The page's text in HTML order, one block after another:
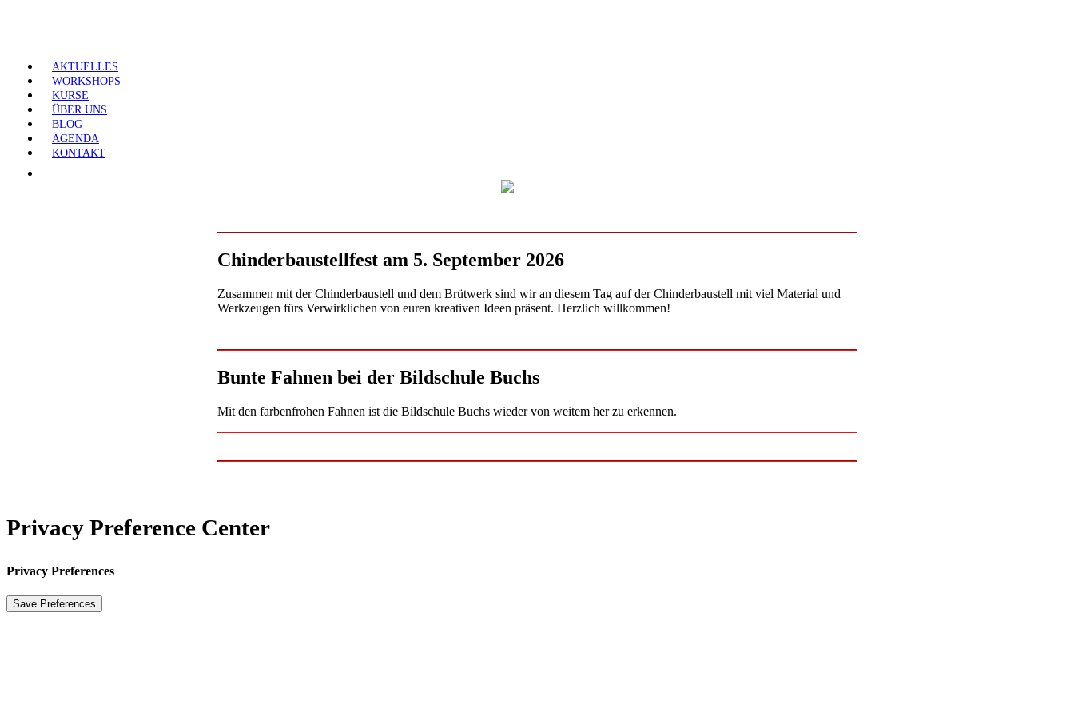
AKTUELLES
WORKSHOPS
KURSE
ÜBER UNS
BLOG
AGENDA
KONTAKT
Chinderbaustellfest am 5. September 2026
Zusammen mit der Chinderbaustell und dem Brütwerk sind wir an diesem Tag auf der Chinderbaustell mit viel Material und
Werkzeugen fürs Verwirklichen von euren kreativen Ideen präsent. Herzlich willkommen!
Bunte Fahnen bei der Bildschule Buchs
Mit den farbenfrohen Fahnen ist die Bildschule Buchs wieder von weitem her zu erkennen.
Privacy Preference Center
Privacy Preferences